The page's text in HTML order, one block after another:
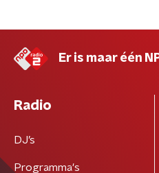
Er is maar één
Radio
DJ’s
Programma's